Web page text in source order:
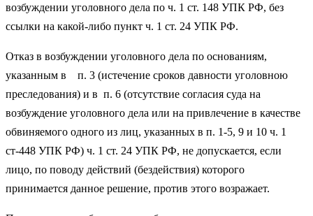
возбуждении уголовного дела по ч. 1 ст. 148 УПК РФ, без
ссылки на какой-либо пункт ч. 1 ст. 24 УПК РФ.
Отказ в возбуждении уголовного дела по основаниям,
указанным в п. 3 (истечение сроков давности уголовною
преследования) и в п. 6 (отсутствие согласия суда на
возбуждение уголовного дела или на привлечение в качестве
обвиняемого одного из лиц, указанных в п. 1-5, 9 и 10 ч. 1
ст-448 УПК РФ) ч. 1 ст. 24 УПК РФ, не допускается, если
лицо, по поводу действий (бездействия) которого
принимается данное решение, против этого возражает.